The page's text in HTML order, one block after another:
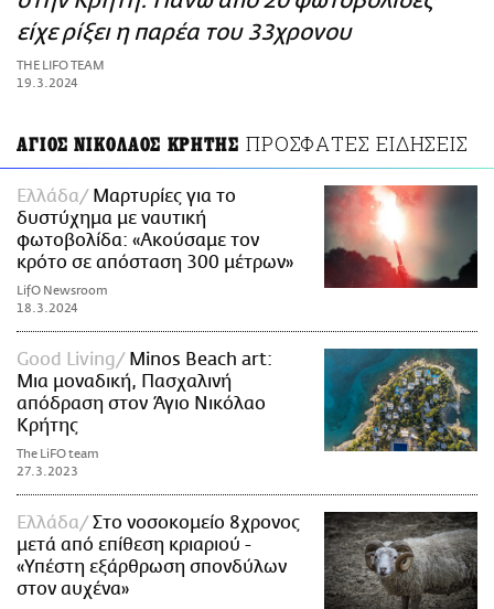
ΑΜΠΑ
PRINT
είχε ρίξει η παρέα του 33χρονου
THE LIFO TEAM
19.3.2024
ΑΓΙΟΣ ΝΙΚΟΛΑΟΣ ΚΡΗΤΗΣ ΠΡΟΣΦΑΤΕΣ ΕΙΔΗΣΕΙΣ
Ελλάδα
Μαρτυρίες για το
δυστύχημα με ναυτική
φωτοβολίδα: «Ακούσαμε τον
κρότο σε απόσταση 300 μέτρων»
LifO Newsroom
18.3.2024
Good Living
Minos Beach art:
Μια μοναδική, Πασχαλινή
απόδραση στον Άγιο Νικόλαο
Κρήτης
The LiFO team
27.3.2023
Ελλάδα
Στο νοσοκομείο 8χρονος
μετά από επίθεση κριαριού -
«Υπέστη εξάρθρωση σπονδύλων
στον αυχένα»